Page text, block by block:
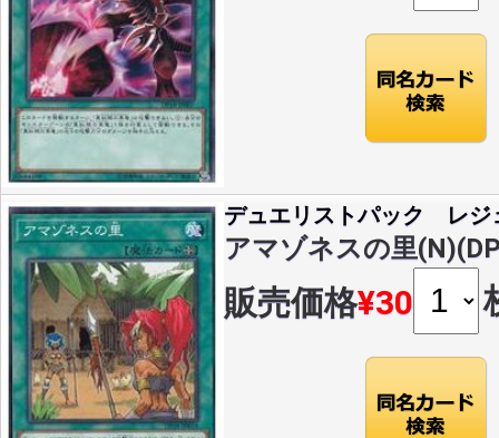
デュエリストパック レジ
アマゾネスの里
販売価格¥30